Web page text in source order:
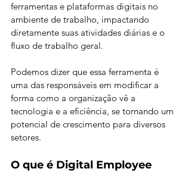
ferramentas e plataformas digitais no
ambiente de trabalho, impactando
diretamente suas atividades diárias e o
fluxo de trabalho geral.
Podemos dizer que essa ferramenta é
uma das responsáveis em modificar a
forma como a organização vê a
tecnologia e a eficiência, se tornando um
potencial de crescimento para diversos
setores.
O que é Digital Employee